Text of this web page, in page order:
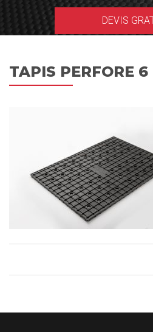
DEVIS
TAPIS PERFORE 6